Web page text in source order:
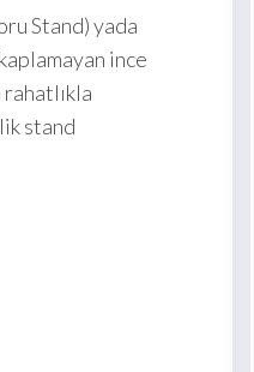
Stand) yada
ince
stand